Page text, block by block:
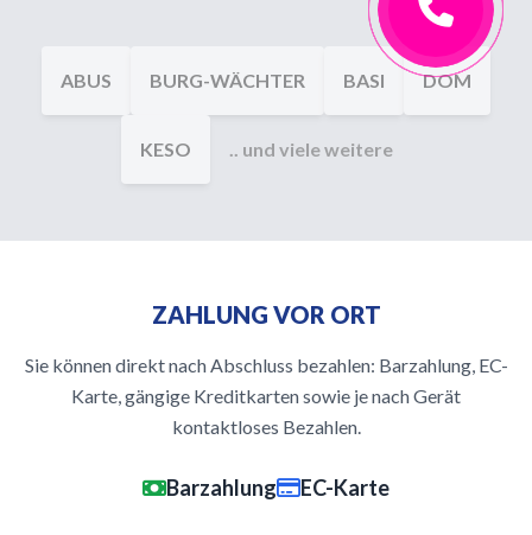
ABUS BURG-WÄCHTER BASI DOM
KESO .. und viele weitere
ZAHLUNG VOR ORT
Sie können direkt nach Abschluss bezahlen: Barzahlung, EC-
Karte, gängige Kreditkarten sowie je nach Gerät
kontaktloses Bezahlen.
Barzahlung EC-Karte